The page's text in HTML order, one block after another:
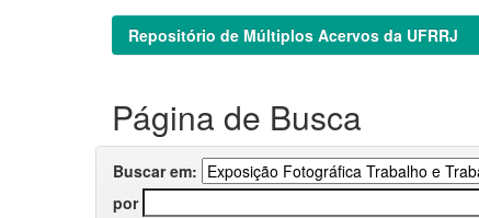
Repositório de Múltiplos Acervos da UFRRJ
Página de Busca
Buscar em:
por